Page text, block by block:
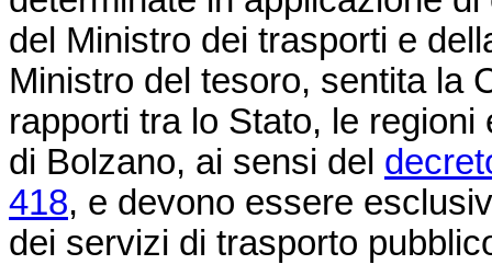
del Ministro dei trasporti e
Ministro del tesoro, sentita la
rapporti tra lo Stato, le
di Bolzano, ai sensi del
418, e devono essere
dei servizi di trasporto